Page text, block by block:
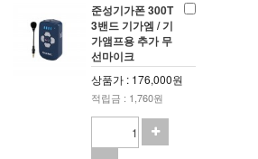
준성기가폰 300T
3밴드 기가엠 / 기
가앰프용 추가 무
선마이크
상품가 : 176,000원
적립금 : 1,760원